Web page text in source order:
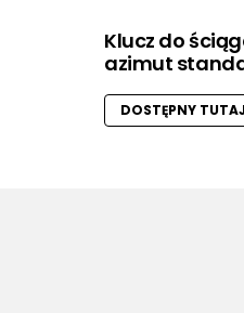
Klucz do
azimut
DOSTĘPNY